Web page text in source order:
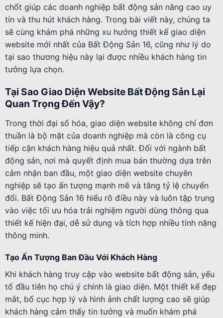
chốt giúp các doanh nghiệp bất động sản nâng cao uy
tín và thu hút khách hàng. Trong bài viết này, chúng ta
sẽ cùng khám phá những xu hướng thiết kế giao diện
website mới nhất của Bất Động Sản 16, cũng như lý do
tại sao thương hiệu này lại được nhiều khách hàng tin
tưởng lựa chọn.
Tại Sao Giao Diện Website Bất Động Sản Lại
Quan Trọng Đến Vậy?
Trong thời đại số hóa, giao diện website không chỉ đơn
thuần là bộ mặt của doanh nghiệp mà còn là công cụ
tiếp cận khách hàng hiệu quả nhất. Đối với ngành bất
động sản, nơi mà quyết định mua bán thường dựa trên
cảm nhận ban đầu, một giao diện website chuyên
nghiệp sẽ tạo ấn tượng mạnh mẽ và tăng tỷ lệ chuyển
đổi. Bất Động Sản 16 hiểu rõ điều này và luôn tập trung
vào việc tối ưu hóa trải nghiệm người dùng thông qua
thiết kế hiện đại, dễ sử dụng và tích hợp nhiều tính năng
thông minh.
Tạo Ấn Tượng Ban Đầu Với Khách Hàng
Khi khách hàng truy cập vào website bất động sản, yếu
tố đầu tiên họ chú ý chính là giao diện. Một thiết kế đẹp
mắt, bố cục hợp lý và hình ảnh chất lượng cao sẽ giúp
khách hàng cảm thấy tin tưởng và muốn khám phá